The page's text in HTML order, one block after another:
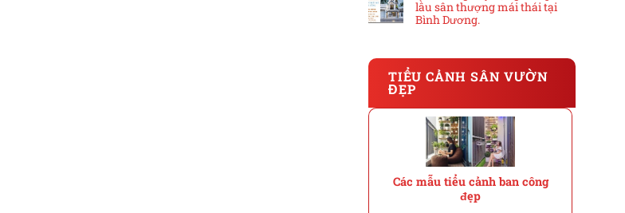
lầu sân thượng mái thái tại
Bình Dương.
TIỂU CẢNH SÂN VƯỜN
ĐẸP
Các mẫu tiểu cảnh ban công
đẹp